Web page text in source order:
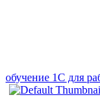
обучение 1С для